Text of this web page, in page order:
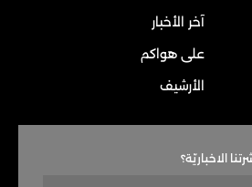
آخر الأخبار
على هواكم
الأرشيف
الاخباريّة؟